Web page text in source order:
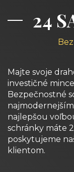
24
Majte svoje
investičné
Bezpečnostné
najlepšou
schránky máte
poskytujeme
klientom.